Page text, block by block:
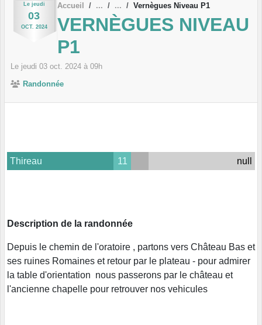
Le jeudi
03
OCT. 2024
Accueil Vernègues Niveau P1
VERNÈGUES NIVEAU
P1
Le jeudi 03 oct. 2024 à 09h
Randonnée
Thireau 11 null
Description de la randonnée
Depuis le chemin de l'oratoire , partons vers Château Bas et
ses ruines Romaines et retour par le plateau - pour admirer
la table d'orientation nous passerons par le château et
l'ancienne chapelle pour retrouver nos vehicules